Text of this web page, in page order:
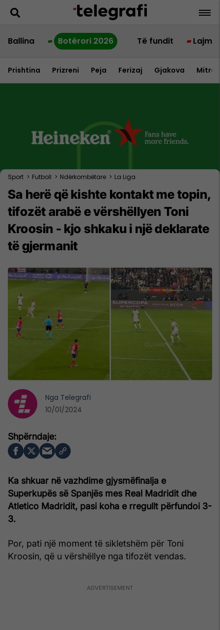
Ballina Botërori 2026 Të fundit Lajme
Prishtina Prizreni Peja Ferizaj Gjakova
Sport > Futboll > Ndërkombëtare > La Liga
Sa herë që kishte kontakt me topin,
tifozët arabë e vërshëllyen Toni
Kroosin - kjo shkaku i një deklarate
të gjermanit
Ka shkuar në vazhdime gjysmëfinalja e
Superkupës së Spanjës mes Real Madridit dhe
Atletico Madridit, pasi koha e rregullt përfundoi 3-
3.
Por, pati një moment të sikletshëm për Toni
Kroosin, që u vërshëllye nga tifozët vendas.
Nga Telegrafi
10/01/2024